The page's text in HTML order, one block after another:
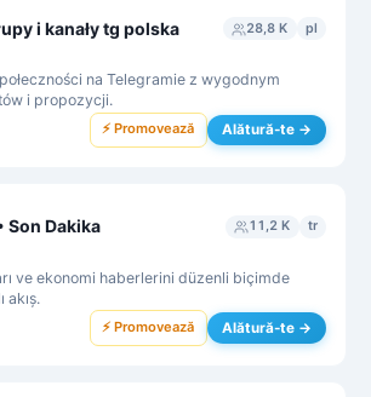
i kanały tg polska 28,8 K pl
na Telegramie z wygodnym
i propozycji.
⚡ Promovează Alătură-te →
Son Dakika 11,2 K tr
ve ekonomi haberlerini düzenli biçimde
akış.
⚡ Promovează Alătură-te →